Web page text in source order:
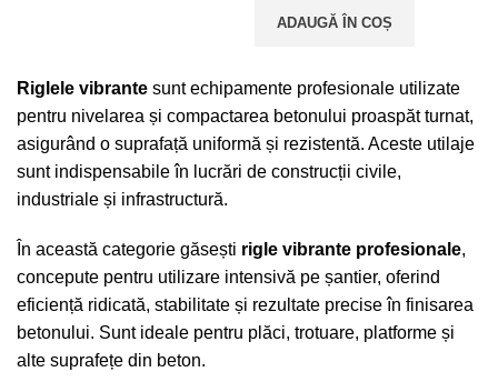
ADAUGĂ ÎN COȘ
Riglele vibrante sunt echipamente profesionale utilizate
pentru nivelarea și compactarea betonului proaspăt turnat,
asigurând o suprafață uniformă și rezistentă. Aceste utilaje
sunt indispensabile în lucrări de construcții civile,
industriale și infrastructură.
În această categorie găsești rigle vibrante profesionale,
concepute pentru utilizare intensivă pe șantier, oferind
eficiență ridicată, stabilitate și rezultate precise în finisarea
betonului. Sunt ideale pentru plăci, trotuare, platforme și
alte suprafețe din beton.